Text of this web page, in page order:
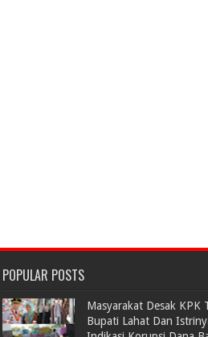
POPULAR POSTS
Masyarakat Desak KPK
Bupati Lahat Dan